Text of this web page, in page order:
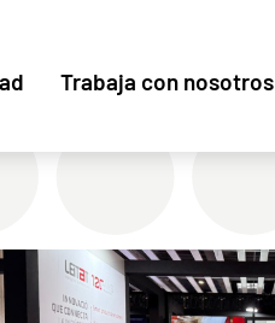
Trabaja con nosotros